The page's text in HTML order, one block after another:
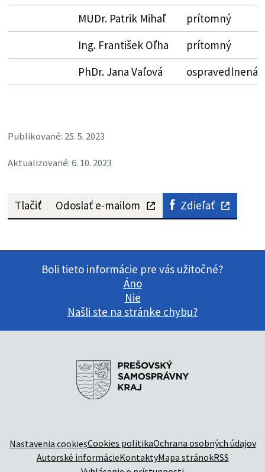
MUDr. Patrik Mihaľ
prítomný
Ing. František Oľha
prítomný
PhDr. Jana Vaľová
ospravedlnená
Publikované: 25. 5. 2023
Aktualizované: 6. 10. 2023
Tlačiť Odoslať e-mailom Zdieľať
Boli tieto informácie pre vás užitočné?
Áno
Nie
Našli ste na stránke chybu?
Nastavenia cookiesCookies politikaOchrana osobných údajov
Autorské informácieKontaktyMapa stránokRSS